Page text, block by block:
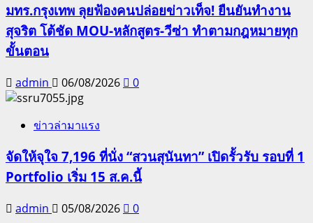
มทร.กรุงเทพ ลุยฟ้องคนปล่อยข่าวเท็จ! ยืนยันทำงาน
สุจริต โต้ชัด MOU-หลักสูตร-วีซ่า ทำตามกฎหมายทุก
ขั้นตอน
admin 06/08/2026 0
ข่าวล่ามาแรง
จัดให้จุใจ 7,196 ที่นั่ง “สวนสุนันทา” เปิดรั้วรับ รอบที่ 1
Portfolio เริ่ม 15 ส.ค.นี้
admin 05/08/2026 0